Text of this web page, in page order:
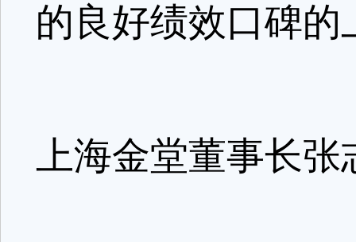
的良好绩效口碑
上海金堂董事长